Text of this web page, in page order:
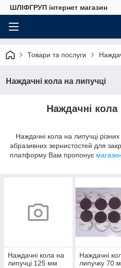
ШЛІФГРУП інтернет магазин
Товари та послуги
Наждачні кола на липучці
Наждачні кола
Наждачні кола на липучці різних
абразивних зернистостей для
платформу Вам пропонує
Наждачні кола на
липучці 125 мм
Наждачні
липучку 70